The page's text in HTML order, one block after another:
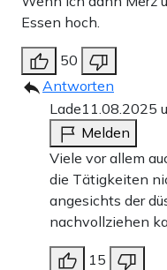
Essen hoch.
50
Antworten
Lade11.08.2025
Melden
Viele vor allem
die Tätigkeiten
angesichts der
nachvollziehen
15